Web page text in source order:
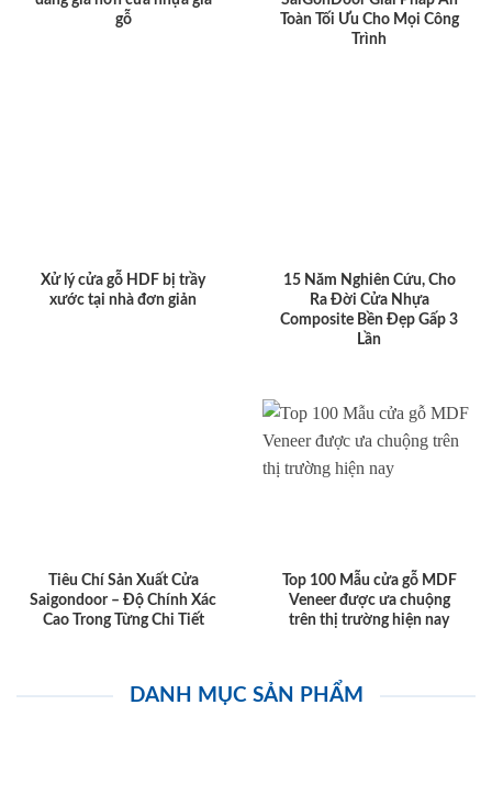
gỗ
Toàn Tối Ưu Cho Mọi Công
Trình
Xử lý cửa gỗ HDF bị trầy
xước tại nhà đơn giản
15 Năm Nghiên Cứu, Cho
Ra Đời Cửa Nhựa
Composite Bền Đẹp Gấp 3
Lần
Tiêu Chí Sản Xuất Cửa
Saigondoor – Độ Chính Xác
Cao Trong Từng Chi Tiết
Top 100 Mẫu cửa gỗ MDF
Veneer được ưa chuộng
trên thị trường hiện nay
DANH MỤC SẢN PHẨM